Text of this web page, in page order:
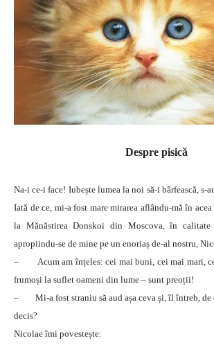
Despre pisică
Na-i ce-i face! Iubește lumea la noi să-i bârfească, s-
Iată de ce, mi-a fost mare mirarea aflându-mă în
la Mănăstirea Donskoi din Moscova, în
apropiindu-se de mine pe un enoriaș de-al nostru,
– Acum am înțeles: cei mai buni, cei mai mari,
frumoși la suflet oameni din lume – sunt preoții!
– Mi-a fost straniu să aud așa ceva și, îl întreb, de
decis?
Nicolae îmi povestește: